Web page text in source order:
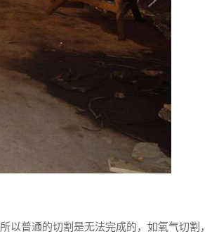
普通的切割是无法完成的，如氧气切割，